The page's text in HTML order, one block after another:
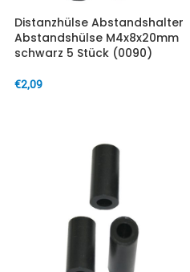
Distanzhülse Abstandshalter
Abstandshülse M4x8x20mm
schwarz 5 Stück (0090)
€2,09